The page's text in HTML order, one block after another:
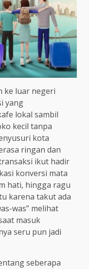
ke luar negeri
yang
lokal sambil
kecil tanpa
kota
ringan dan
ikut hadir
konversi mata
hati, hingga ragu
karena takut ada
was” melihat
masuk
seru pun jadi
seberapa